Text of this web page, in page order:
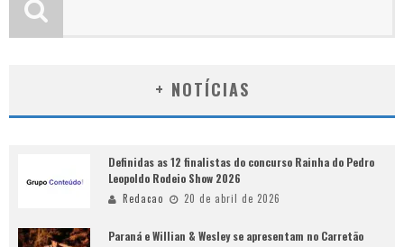
+ NOTÍCIAS
Definidas as 12 finalistas do concurso Rainha do Pedro
Leopoldo Rodeio Show 2026
Redacao 20 de abril de 2026
Paraná e Willian & Wesley se apresentam no Carretão